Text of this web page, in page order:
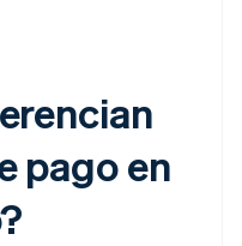
pago en